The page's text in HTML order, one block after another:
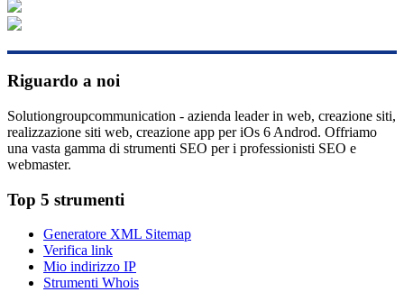
Riguardo a noi
Solutiongroupcommunication - azienda leader in web, creazione siti,
realizzazione siti web, creazione app per iOs 6 Androd. Offriamo
una vasta gamma di strumenti SEO per i professionisti SEO e
webmaster.
Top 5 strumenti
Generatore XML Sitemap
Verifica link
Mio indirizzo IP
Strumenti Whois